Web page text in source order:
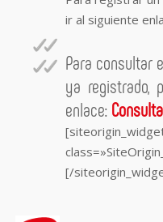
ir al siguiente
Para consultar
ya registrado,
enlace:
[/